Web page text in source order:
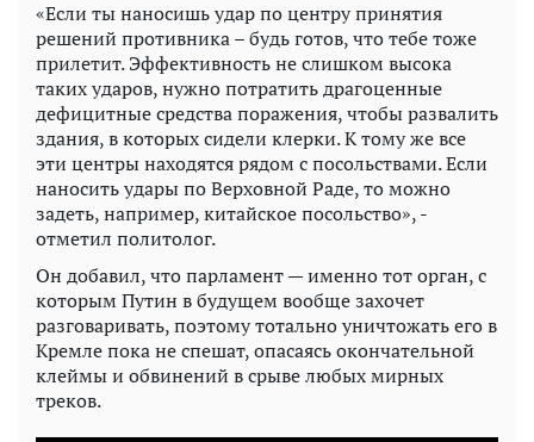
«Если ты наносишь удар по центру принятия
решений противника – будь готов, что тебе тоже
прилетит. Эффективность не слишком высока
таких ударов, нужно потратить драгоценные
дефицитные средства поражения, чтобы развалить
здания, в которых сидели клерки. К тому же все
эти центры находятся рядом с посольствами. Если
наносить удары по Верховной Раде, то можно
задеть, например, китайское посольство», -
отметил политолог.
Он добавил, что парламент — именно тот орган, с
которым Путин в будущем вообще захочет
разговаривать, поэтому тотально уничтожать его в
Кремле пока не спешат, опасаясь окончательной
клеймы и обвинений в срыве любых мирных
треков.